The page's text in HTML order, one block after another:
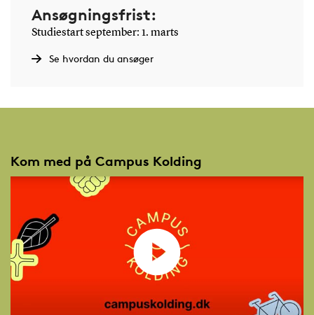
Ansøgningsfrist:
Studiestart september: 1. marts
Se hvordan du ansøger
Kom med på Campus Kolding